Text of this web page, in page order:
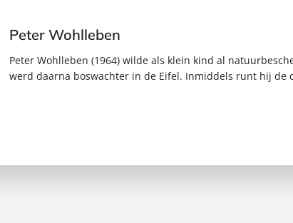
Peter Wohlleben
Peter Wohlleben (1964) wilde als klein kind al
werd daarna boswachter in de Eifel. Inmiddels runt hij de